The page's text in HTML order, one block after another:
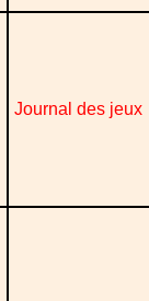
Journal des jeux